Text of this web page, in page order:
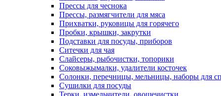
Прессы для чеснока
Прессы, размягчители для мяса
Прихватки, руковицы для горячего
Пробки, крышки, закрутки
Подставки для посуды, приборов
Ситечки для чая
Слайсеры, рыбочистки, топорики
Соковыжымалки, удалители косточек
Солонки, перечницы, мельницы, наборы для
Сушилки для посуды
Терки, измельчители, овощечистки